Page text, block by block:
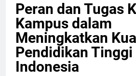
Peran dan Tugas
Kampus dalam
Meningkatkan
Pendidikan Tinggi
Indonesia